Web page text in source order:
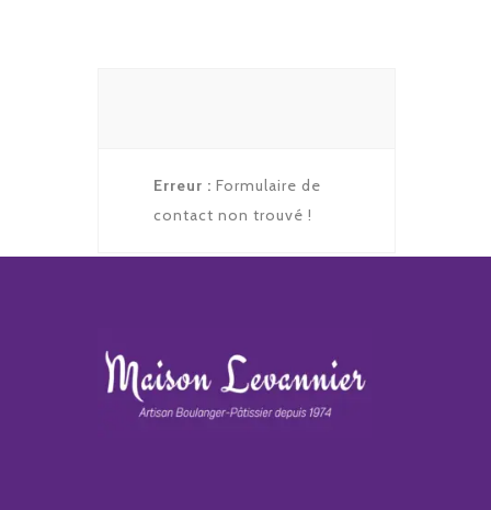
Erreur : Formulaire de
contact non trouvé !